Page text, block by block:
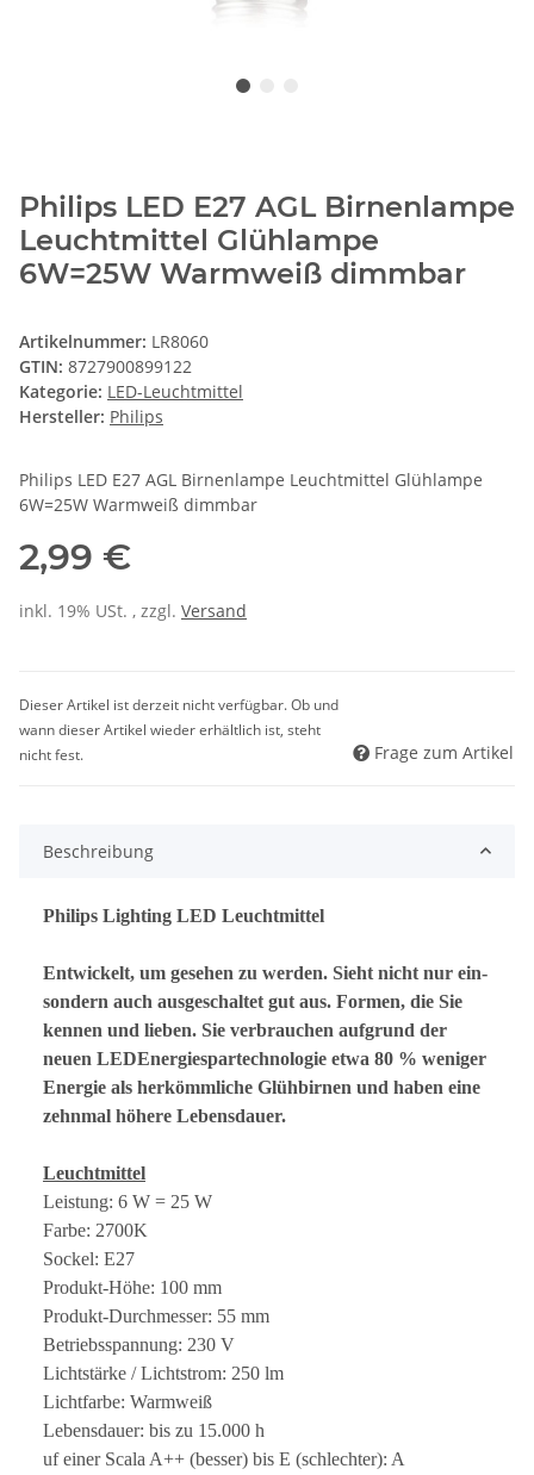
Philips LED E27 AGL Birnenlampe
Leuchtmittel Glühlampe
6W=25W Warmweiß dimmbar
Artikelnummer: LR8060
GTIN: 8727900899122
Kategorie: LED-Leuchtmittel
Hersteller: Philips
Philips LED E27 AGL Birnenlampe Leuchtmittel Glühlampe
6W=25W Warmweiß dimmbar
2,99 €
inkl. 19% USt. , zzgl. Versand
Dieser Artikel ist derzeit nicht verfügbar. Ob und
wann dieser Artikel wieder erhältlich ist, steht
nicht fest.
Frage zum Artikel
Beschreibung
Philips Lighting LED Leuchtmittel
Entwickelt, um gesehen zu werden. Sieht nicht nur ein-
sondern auch ausgeschaltet gut aus. Formen, die Sie
kennen und lieben. Sie verbrauchen aufgrund der
neuen LEDEnergiespartechnologie etwa 80 % weniger
Energie als herkömmliche Glühbirnen und haben eine
zehnmal höhere Lebensdauer.
Leuchtmittel
Leistung: 6 W = 25 W
Farbe: 2700K
Sockel: E27
Produkt-Höhe: 100 mm
Produkt-Durchmesser: 55 mm
Betriebsspannung: 230 V
Lichtstärke / Lichtstrom: 250 lm
Lichtfarbe: Warmweiß
Lebensdauer: bis zu 15.000 h
uf einer Scala A++ (besser) bis E (schlechter): A